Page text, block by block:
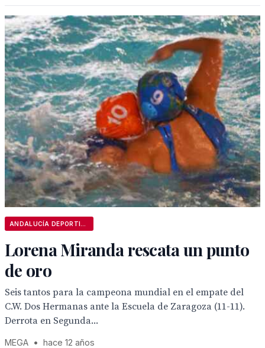
Lorena Miranda rescata un punto
de oro
Seis tantos para la campeona mundial en el empate del
C.W. Dos Hermanas ante la Escuela de Zaragoza (11-11).
Derrota en Segunda...
MEGA • hace 12 años